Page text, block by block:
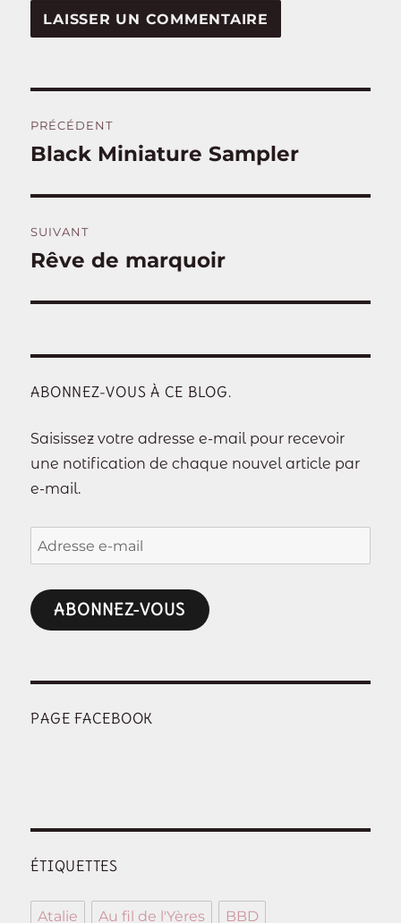
de
PRÉCÉDENT
Publication
Black Miniature Sampler
SUIVANT
Publication
Rêve de marquoir
ABONNEZ-VOUS À CE BLOG.
Saisissez votre adresse e-mail pour recevoir
une notification de chaque nouvel article par
e-mail.
Adresse
e-
mail
ABONNEZ-VOUS
PAGE FACEBOOK
ÉTIQUETTES
Atalie Au fil de l'Yères BBD